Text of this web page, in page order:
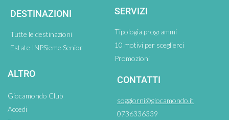
DESTINAZIONI
Tutte le destinazioni
Estate INPSieme Senior
SERVIZI
Tipologia programmi
10 motivi per sceglierci
Promozioni
ALTRO
Giocamondo Club
Accedi
CONTATTI
soggiorni@giocamondo.it
0736336339